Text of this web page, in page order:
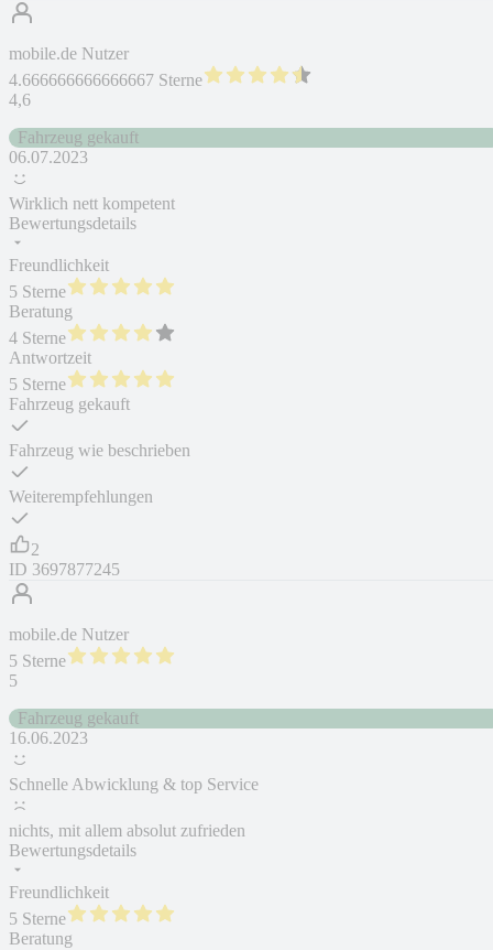
mobile.de Nutzer
4.666666666666667 Sterne
4,6
Fahrzeug gekauft
06.07.2023
Wirklich nett kompetent
Bewertungsdetails
Freundlichkeit
5 Sterne
Beratung
4 Sterne
Antwortzeit
5 Sterne
Fahrzeug gekauft
Fahrzeug wie beschrieben
Weiterempfehlungen
2
ID 3697877245
mobile.de Nutzer
5 Sterne
5
Fahrzeug gekauft
16.06.2023
Schnelle Abwicklung & top Service
nichts, mit allem absolut zufrieden
Bewertungsdetails
Freundlichkeit
5 Sterne
Beratung